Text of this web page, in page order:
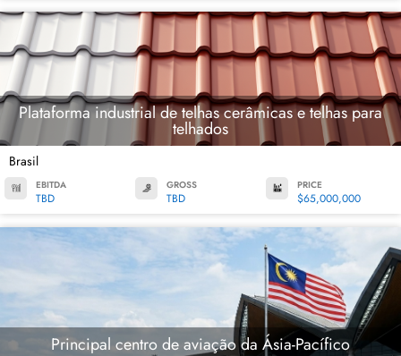
Plataforma industrial de telhas cerâmicas e telhas para
telhados
Brasil
EBITDA
TBD
GROSS
TBD
PRICE
$65,000,000
Principal centro de aviação da Ásia-Pacífico